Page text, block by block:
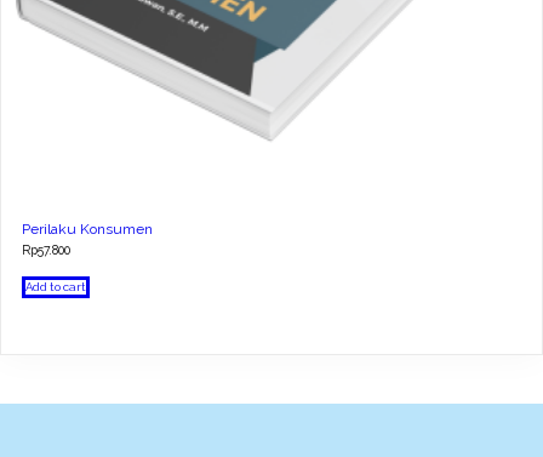
Perilaku Konsumen
Rp57.800
Add to cart